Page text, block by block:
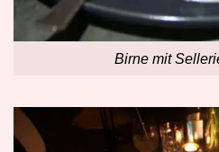
Birne mit